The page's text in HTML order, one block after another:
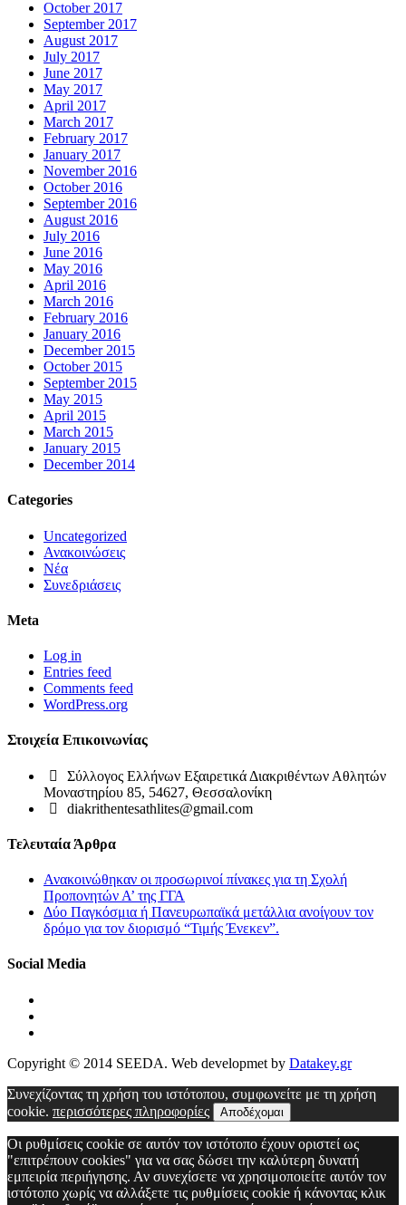
October 2017
September 2017
August 2017
July 2017
June 2017
May 2017
April 2017
March 2017
February 2017
January 2017
November 2016
October 2016
September 2016
August 2016
July 2016
June 2016
May 2016
April 2016
March 2016
February 2016
January 2016
December 2015
October 2015
September 2015
May 2015
April 2015
March 2015
January 2015
December 2014
Categories
Uncategorized
Ανακοινώσεις
Νέα
Συνεδριάσεις
Meta
Log in
Entries feed
Comments feed
WordPress.org
Στοιχεία Επικοινωνίας
Σύλλογος Ελλήνων Εξαιρετικά Διακριθέντων Αθλητών
Μοναστηρίου 85, 54627, Θεσσαλονίκη
diakrithentesathlites@gmail.com
Τελευταία Άρθρα
Ανακοινώθηκαν οι προσωρινοί πίνακες για τη Σχολή
Προπονητών Α’ της ΓΓΑ
Δύο Παγκόσμια ή Πανευρωπαϊκά μετάλλια ανοίγουν τον
δρόμο για τον διορισμό “Τιμής Ένεκεν”.
Social Media
Copyright © 2014 SEEDA. Web developmet by Datakey.gr
Συνεχίζοντας τη χρήση του ιστότοπου, συμφωνείτε με τη χρήση
cookie. περισσότερες πληροφορίες Αποδέχομαι
Οι ρυθμίσεις cookie σε αυτόν τον ιστότοπο έχουν οριστεί ως
"επιτρέπουν cookies" για να σας δώσει την καλύτερη δυνατή
εμπειρία περιήγησης. Αν συνεχίσετε να χρησιμοποιείτε αυτόν τον
ιστότοπο χωρίς να αλλάξετε τις ρυθμίσεις cookie ή κάνοντας κλικ